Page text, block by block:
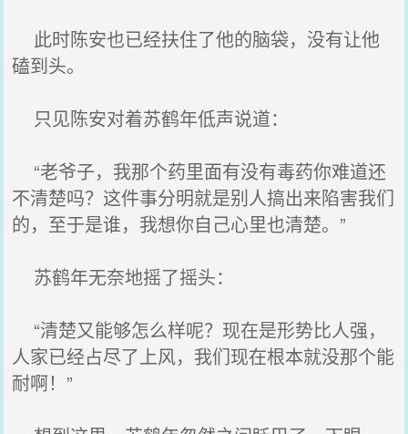
此时陈安也已经扶住了他的脑袋，没有让他
磕到头。
只见陈安对着苏鹤年低声说道：
“老爷子，我那个药里面有没有毒药你难道还
不清楚吗？这件事分明就是别人搞出来陷害我们
的，至于是谁，我想你自己心里也清楚。”
苏鹤年无奈地摇了摇头：
“清楚又能够怎么样呢？现在是形势比人强，
人家已经占尽了上风，我们现在根本就没那个能
耐啊！”